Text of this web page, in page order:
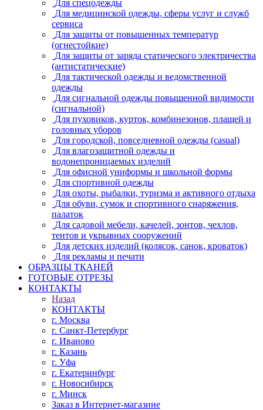
Для спецодежды
Для медицинской одежды, сферы услуг и служб
сервиса
Для защиты от повышенных температур
(огнестойкие)
Для защиты от заряда статического электричества
(антистатические)
Для тактической одежды и ведомственной
одежды
Для сигнальной одежды повышенной видимости
(сигнальной)
Для пуховиков, курток, комбинезонов, плащей и
головных уборов
Для городской, повседневной одежды (casual)
Для влагозащитной одежды и
водонепроницаемых изделий
Для офисной униформы и школьной формы
Для спортивной одежды
Для охоты, рыбалки, туризма и активного отдыха
Для обуви, сумок и спортивного снаряжения,
палаток
Для садовой мебели, качелей, зонтов, чехлов,
тентов и укрывных сооружений
Для детских изделий (колясок, санок, кроваток)
Для рекламы и печати
ОБРАЗЦЫ ТКАНЕЙ
ГОТОВЫЕ ОТРЕЗЫ
КОНТАКТЫ
Назад
КОНТАКТЫ
г. Москва
г. Санкт-Петербург
г. Иваново
г. Казань
г. Уфа
г. Екатеринбург
г. Новосибирск
г. Минск
Заказ в Интернет-магазине